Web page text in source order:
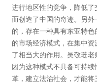
进行地区性的竞争，降低
而创造了中国的奇迹。另
的，存在一种具有东亚特
的市场经济模式，在集中
了相当大的作用。吴敬琏老
因为这种模式不具备可持
革，建立法治社会，才能